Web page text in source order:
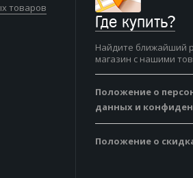
товаров
Где купить?
Найдите ближайший
магазин с нашими
Положение о
данных и
Положение о